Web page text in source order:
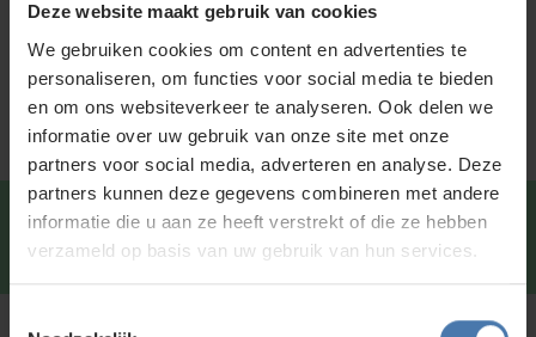
Deze website maakt gebruik van cookies
We gebruiken cookies om content en advertenties te
personaliseren, om functies voor social media te bieden
en om ons websiteverkeer te analyseren. Ook delen we
informatie over uw gebruik van onze site met onze
partners voor social media, adverteren en analyse. Deze
partners kunnen deze gegevens combineren met andere
informatie die u aan ze heeft verstrekt of die ze hebben
verzameld op basis van uw gebruik van hun services.
Specificaties
Service en kalibratie
Snel en direct contact?We beantwoorden je vragen
graag viaWhatsapp.